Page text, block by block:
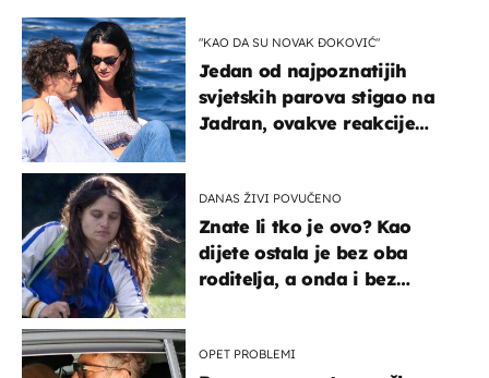
"KAO DA SU NOVAK ĐOKOVIĆ"
Jedan od najpoznatijih
svjetskih parova stigao na
Jadran, ovakve reakcije
DANAS ŽIVI POVUČENO
Znate li tko je ovo? Kao
dijete ostala je bez oba
roditelja, a onda i bez
OPET PROBLEMI